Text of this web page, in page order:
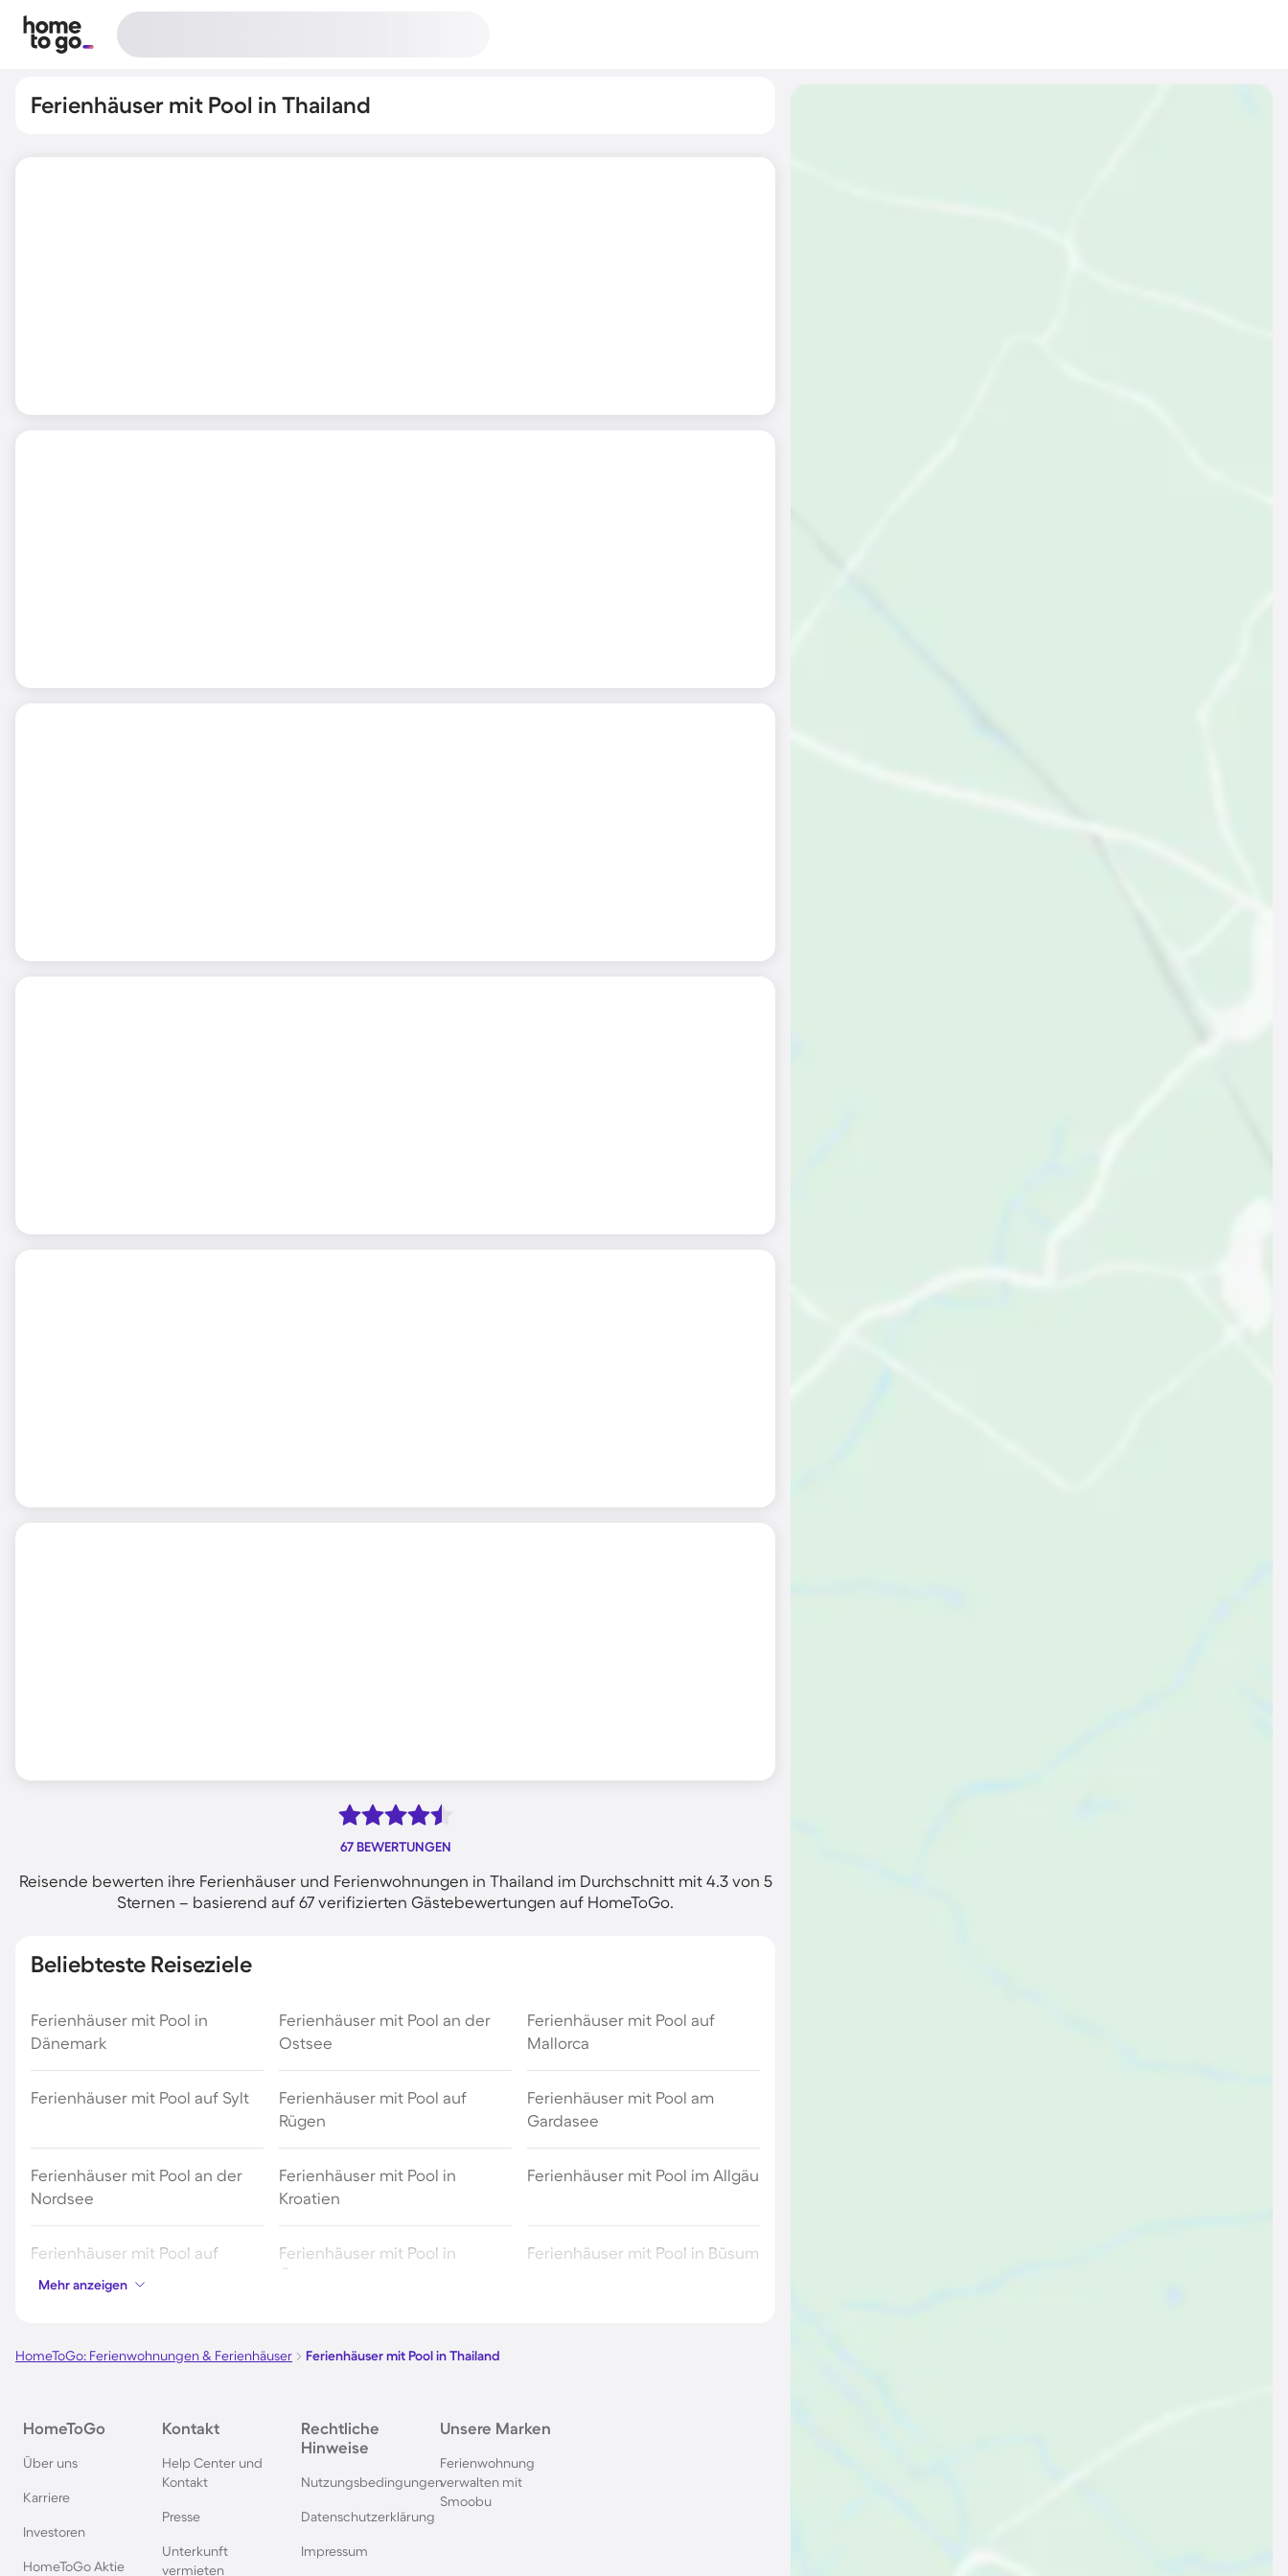
Ferienhäuser mit Pool in Thailand
67 BEWERTUNGEN
Reisende bewerten ihre Ferienhäuser und Ferienwohnungen in Thailand im Durchschnitt mit 4.3 von 5
Sternen – basierend auf 67 verifizierten Gästebewertungen auf HomeToGo.
Beliebteste Reiseziele
Ferienhäuser mit Pool in
Dänemark
Ferienhäuser mit Pool an der
Ostsee
Ferienhäuser mit Pool auf
Mallorca
Ferienhäuser mit Pool auf Sylt
Ferienhäuser mit Pool auf
Rügen
Ferienhäuser mit Pool am
Gardasee
Ferienhäuser mit Pool an der
Nordsee
Ferienhäuser mit Pool in
Kroatien
Ferienhäuser mit Pool im Allgäu
Ferienhäuser mit Pool auf
Fehmarn
Ferienhäuser mit Pool in
Österreich
Ferienhäuser mit Pool in Büsum
Norddeich
Schwarzwald
Oberstdorf
Ferienhäuser mit Pool in
Grömitz
Ferienhäuser mit Pool in Italien
Ferienhäuser mit Pool in Ferienhäuser mit Pool in
Mehr anzeigen
HomeToGo: Ferienwohnungen & Ferienhäuser Ferienhäuser mit Pool in Thailand
HomeToGo
Über uns
Karriere
Investoren
HomeToGo Aktie
Kontakt
Help Center und
Kontakt
Presse
Unterkunft
vermieten
Rechtliche
Hinweise
Nutzungsbedingungen
Datenschutzerklärung
Impressum
Unsere Marken
Ferienwohnung
verwalten mit
Smoobu